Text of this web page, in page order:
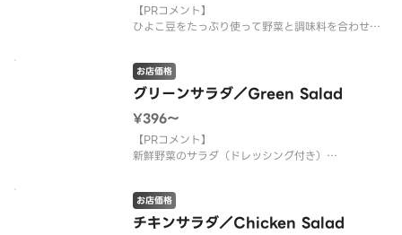
【PRコメント】
ひよこ豆をたっぷり使って野菜と調味料を合わせた
【お店PR】
有名店の料理がご家庭で食べられます。
さい。
グリーンサラダ／Green Salad
お店価格
¥396〜
【PRコメント】
新鮮野菜のサラダ（ドレッシング付き）
【注意事項】
画像はFullサイズです。
チキンサラダ／Chicken Salad
お店価格